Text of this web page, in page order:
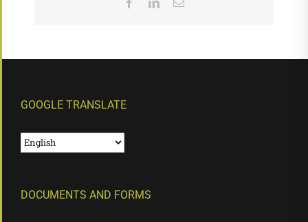
FacebookLinkedIn
GOOGLE TRANSLATE
DOCUMENTS AND FORMS